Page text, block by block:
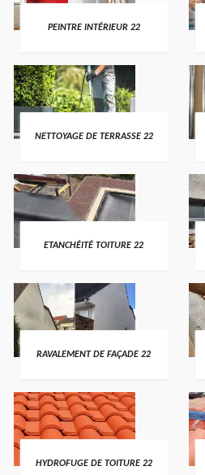
PEINTRE INTÉRIEUR 22
NETTOYAGE DE TERRASSE 22
ETANCHÉITÉ TOITURE 22
RAVALEMENT DE FAÇADE 22
HYDROFUGE DE TOITURE 22